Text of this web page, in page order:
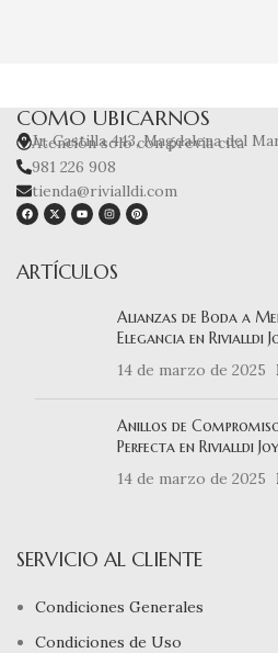
COMO UBICARNOS
Jr. Castilla 443, Magdalena del
Atención solo con previa cita
981 226 908
tienda@rivialldi.com
ARTÍCULOS
Alianzas de Boda a
Elegancia en Rivialldi
14 de marzo de 2025
Anillos de
Perfecta en Rivialldi
14 de marzo de 2025
SERVICIO AL CLIENTE
Condiciones Generales
Condiciones de Uso